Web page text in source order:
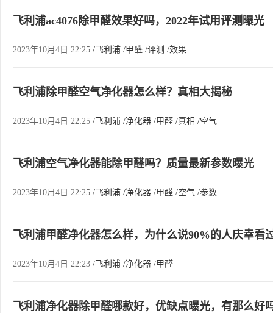
飞利浦ac4076除甲醛效果好吗，2022年试用评测曝光
2023年10月4日 22:25 /飞利浦 /甲醛 /评测 /效果
飞利浦除甲醛空气净化器怎么样？真相大揭秘
2023年10月4日 22:25 /飞利浦 /净化器 /甲醛 /真相 /空气
飞利浦空气净化器能除甲醛吗？质量最新参数曝光
2023年10月4日 22:25 /飞利浦 /净化器 /甲醛 /空气 /参数
飞利浦甲醛净化器怎么样，为什么说90%的人庆幸看
2023年10月4日 22:23 /飞利浦 /净化器 /甲醛
飞利浦净化器除甲醛哪款好，优缺点曝光，有那么好